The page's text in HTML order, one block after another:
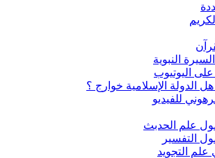
النبوية
على اليوتيوب
الدولة الإسلامية خوارج ؟
للفيديو
علم الحدبث
التفسير
التجويد